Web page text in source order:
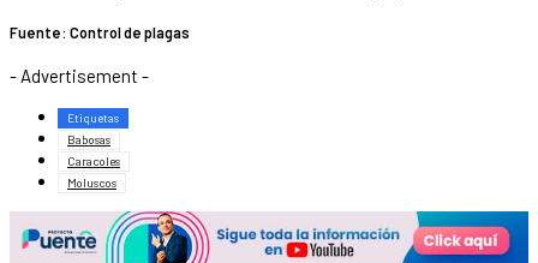
Fuente: Control de plagas
- Advertisement -
Etiquetas
Babosas
Caracoles
Moluscos